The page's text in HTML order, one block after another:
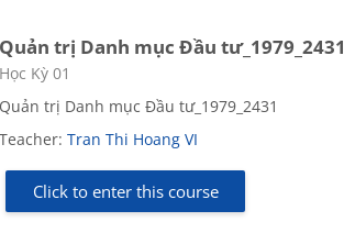
Quản trị Danh mục Đầu tư_1979_2431
Course category
Học Kỳ 01
Quản trị Danh mục Đầu tư_1979_2431
Teacher:Tran Thi Hoang VI
Click to enter this course